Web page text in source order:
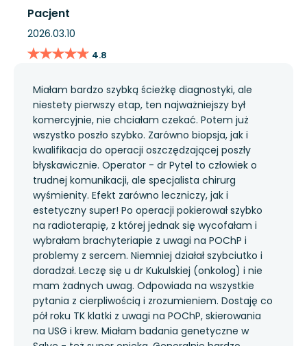
Pacjent
2026.03.10
★★★★★
★★★★★ 4.8
Miałam bardzo szybką ścieżkę diagnostyki, ale
niestety pierwszy etap, ten najważniejszy był
komercyjnie, nie chciałam czekać. Potem już
wszystko poszło szybko. Zarówno biopsja, jak i
kwalifikacja do operacji oszczędzającej poszły
błyskawicznie. Operator - dr Pytel to człowiek o
trudnej komunikacji, ale specjalista chirurg
wyśmienity. Efekt zarówno leczniczy, jak i
estetyczny super! Po operacji pokierował szybko
na radioterapię, z której jednak się wycofałam i
wybrałam brachyteriapie z uwagi na POChP i
problemy z sercem. Niemniej działał szybciutko i
doradzał. Leczę się u dr Kukulskiej (onkolog) i nie
mam żadnych uwag. Odpowiada na wszystkie
pytania z cierpliwością i zrozumieniem. Dostaję co
pół roku TK klatki z uwagi na POChP, skierowania
na USG i krew. Miałam badania genetyczne w